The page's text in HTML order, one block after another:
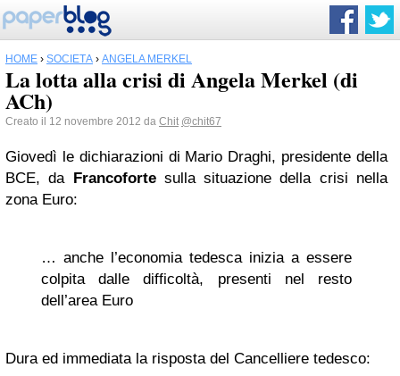
HOME › SOCIETÀ › ANGELA MERKEL
La lotta alla crisi di Angela Merkel (di
ACh)
Creato il 12 novembre 2012 da Chit @chit67
Giovedì le dichiarazioni di Mario Draghi, presidente della
BCE, da Francofortesulla situazione della crisi nella
zona Euro:
… anche l’economia tedesca inizia a essere
colpita dalle difficoltà, presenti nel resto
dell’area Euro
Dura ed immediata la risposta del Cancelliere tedesco: